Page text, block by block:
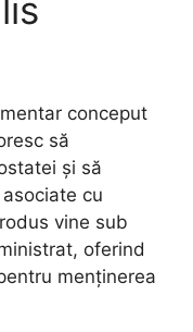
conceput
să
și să
cu
vine sub
oferind
menținerea